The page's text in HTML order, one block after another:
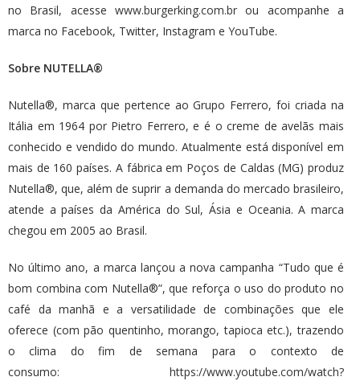
no Brasil, acesse www.burgerking.com.br ou acompanhe a
marca no Facebook, Twitter, Instagram e YouTube.
Sobre NUTELLA®
Nutella®, marca que pertence ao Grupo Ferrero, foi criada na
Itália em 1964 por Pietro Ferrero, e é o creme de avelãs mais
conhecido e vendido do mundo. Atualmente está disponível em
mais de 160 países. A fábrica em Poços de Caldas (MG) produz
Nutella®, que, além de suprir a demanda do mercado brasileiro,
atende a países da América do Sul, Ásia e Oceania. A marca
chegou em 2005 ao Brasil.
No último ano, a marca lançou a nova campanha “Tudo que é
bom combina com Nutella®”, que reforça o uso do produto no
café da manhã e a versatilidade de combinações que ele
oferece (com pão quentinho, morango, tapioca etc.), trazendo
o clima do fim de semana para o contexto de
consumo: https://www.youtube.com/watch?